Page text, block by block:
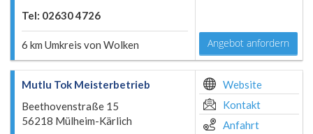
Tel: 02630 4726
6 km Umkreis von Wolken Angebot anfordern
Mutlu Tok Meisterbetrieb
Beethovenstraße 15
56218 Mülheim-Kärlich
Website
Kontakt
Anfahrt